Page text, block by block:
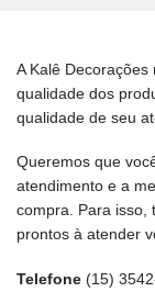
A Kalê
qualidade dos
qualidade de seu
Queremos que
atendimento e a
compra. Para isso,
prontos à atender
Telefone (15)